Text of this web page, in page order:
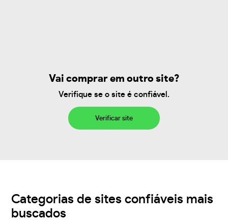
Vai comprar em outro site?
Verifique se o site é confiável.
Verificar site
Categorias de sites confiáveis mais
buscados